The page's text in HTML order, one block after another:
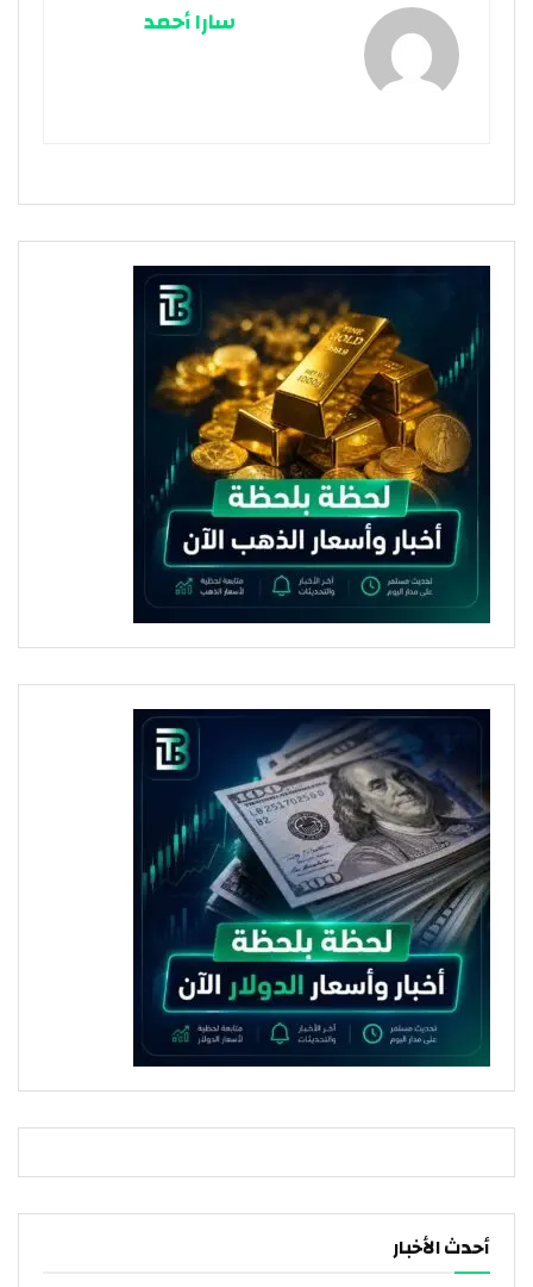
سارا أحمد
أحدث الأخبار